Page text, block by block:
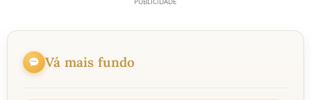
Vá mais fundo